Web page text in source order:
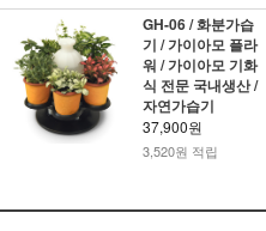
GH-06 / 화분가습
기 / 가이아모 플라
워 / 가이아모 기화
식 전문 국내생산 /
자연가습기
37,900원
3,520원 적립